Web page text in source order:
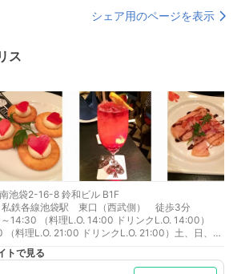
シェア用のページを表示
ス
池袋2-16-8 鈴和ビル B1F
私鉄各線池袋駅 東口（西武側） 徒歩3分
14:30 （料理L.O. 14:00 ドリンクL.O. 14:00）
料理L.O. 21:00 ドリンクL.O. 21:00）土、日、祝
（料理L.O. 21:00 ドリンクL.O. 21:00）
トで見る